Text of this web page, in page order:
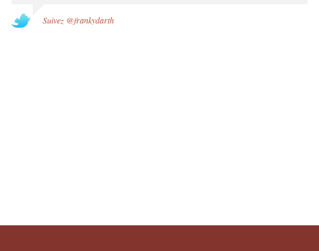
Suivez @frankydarth